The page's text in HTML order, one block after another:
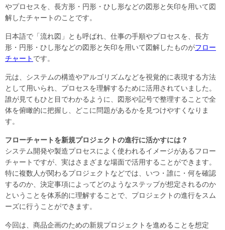
やプロセスを、長方形・円形・ひし形などの図形と矢印を用いて図
解したチャートのことです。
日本語で「流れ図」とも呼ばれ、仕事の手順やプロセスを、長方
形・円形・ひし形などの図形と矢印を用いて図解したものがフロー
チャート です。
元は、システムの構造やアルゴリズムなどを視覚的に表現する方法
として用いられ、プロセスを理解するために活用されていました。
誰が見てもひと目でわかるように、図形や記号で整理することで全
体を俯瞰的に把握し、どこに問題があるかを見つけやすくなりま
す。
フローチャートを新規プロジェクトの進行に活かすには？
システム開発や製造プロセスによく使われるイメージがあるフロー
チャートですが、実はさまざまな場面で活用することができます。
特に複数人が関わるプロジェクトなどでは、いつ・誰に・何を確認
するのか、決定事項によってどのようなステップが想定されるのか
ということを体系的に理解することで、プロジェクトの進行をスム
ーズに行うことができます。
今回は、商品企画のための新規プロジェクトを進めることを想定